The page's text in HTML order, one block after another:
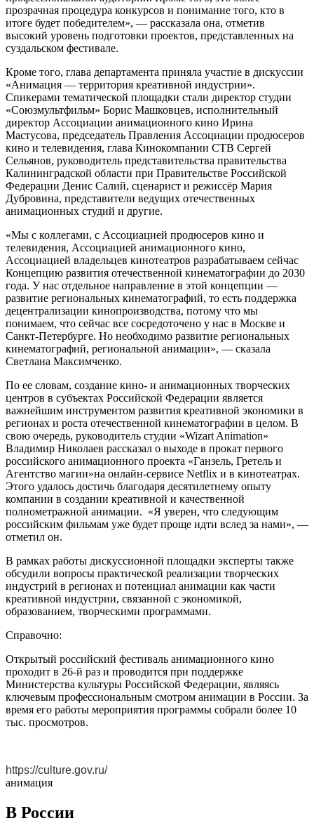
прозрачная процедура конкурсов и понимание того, кто в
итоге будет победителем», — рассказала она, отметив
высокий уровень подготовки проектов, представленных на
суздальском фестивале.
Кроме того, глава департамента приняла участие в дискуссии
«Анимация — территория креативной индустрии».
Спикерами тематической площадки стали директор студии
«Союзмультфильм» Борис Машковцев, исполнительный
директор Ассоциации анимационного кино Ирина
Мастусова, председатель Правления Ассоциации продюсеров
кино и телевидения, глава Кинокомпании СТВ Сергей
Сельянов, руководитель представительства правительства
Калининградской области при Правительстве Российской
Федерации Денис Салий, сценарист и режиссёр Мария
Дубровина, представители ведущих отечественных
анимационных студий и другие.
«Мы с коллегами, с Ассоциацией продюсеров кино и
телевидения, Ассоциацией анимационного кино,
Ассоциацией владельцев кинотеатров разрабатываем сейчас
Концепцию развития отечественной кинематографии до 2030
года. У нас отдельное направление в этой концепции —
развитие региональных кинематографий, то есть поддержка
децентрализации кинопроизводства, потому что мы
понимаем, что сейчас все сосредоточено у нас в Москве и
Санкт-Петербурге. Но необходимо развитие региональных
кинематографий, региональной анимации», — сказала
Светлана Максимченко.
По ее словам, создание кино- и анимационных творческих
центров в субъектах Российской Федерации является
важнейшим инструментом развития креативной экономики в
регионах и роста отечественной кинематографии в целом. В
свою очередь, руководитель студии «Wizart Animation»
Владимир Николаев рассказал о выходе в прокат первого
российского анимационного проекта «Ганзель, Гретель и
Агентство магии»на онлайн-сервисе Netflix и в кинотеатрах.
Этого удалось достичь благодаря десятилетнему опыту
компании в создании креативной и качественной
полнометражной анимации. «Я уверен, что следующим
российским фильмам уже будет проще идти вслед за нами», —
отметил он.
В рамках работы дискуссионной площадки эксперты также
обсудили вопросы практической реализации творческих
индустрий в регионах и потенциал анимации как части
креативной индустрии, связанной с экономикой,
образованием, творческими программами.
Справочно:
Открытый российский фестиваль анимационного кино
проходит в 26-й раз и проводится при поддержке
Министерства культуры Российской Федерации, являясь
ключевым профессиональным смотром анимации в России. За
время его работы мероприятия программы собрали более 10
тыс. просмотров.
https://culture.gov.ru/
анимация
В России